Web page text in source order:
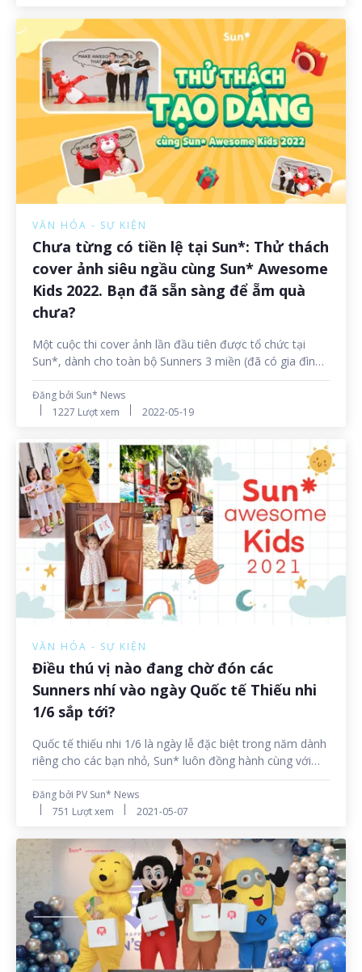
để duy trì mối quan hệ tốt đẹp bên con? Hãy cùng tìm
hiểu nhé!
VĂN HÓA - SỰ KIỆN
Chưa từng có tiền lệ tại Sun*: Thử thách
cover ảnh siêu ngầu cùng Sun* Awesome
Kids 2022. Bạn đã sẵn sàng để ẵm quà
chưa?
Một cuộc thi cover ảnh lần đầu tiên được tổ chức tại
Sun*, dành cho toàn bộ Sunners 3 miền (đã có gia đình
hoặc độc thân!!!). Từ nay đến hết ngày 29/05, tham gia
ngay để rinh về những phần quà ý nghĩa cho mình và gia
đình thôi nào Sunners ơi! Gét gô!
Đăng bởi Sun* News
1227 Lượt xem
2022-05-19
VĂN HÓA - SỰ KIỆN
Điều thú vị nào đang chờ đón các
Sunners nhí vào ngày Quốc tế Thiếu nhi
1/6 sắp tới?
Quốc tế thiếu nhi 1/6 là ngày lễ đặc biệt trong năm dành
riêng cho các bạn nhỏ, Sun* luôn đồng hành cùng với
các bố mẹ để mang tới nhiều bất ngờ và nhiều món quà
thú vị cho các con. Bởi vậy năm nay, BTC cũng ấp ủ tổ
chức các chương trình chào đón Tết thiếu nhi sôi động
Đăng bởi PV Sun* News
751 Lượt xem
2021-05-07